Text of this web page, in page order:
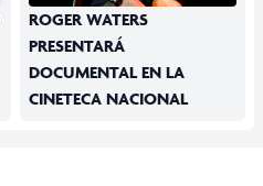
ROGER WATERS
PRESENTARÁ
DOCUMENTAL EN LA
CINETECA NACIONAL